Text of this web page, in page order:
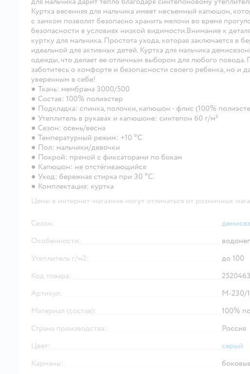
Куртка весенняя для мальчика имеет несъемный капюшон,
с замком позволят безопасно хранить мелочи во время
безопасности в условиях низкой видимости.Внимание к
куртку для мальчика. Простота ухода, которая заключается в
идеальной для активных детей. Куртка для мальчика
одежды, что делает ее отличным выбором для любого повода.
заботитесь о комфорте и безопасности своего ребенка, но и
уверенным в себе!
● Ткань: мембрана 3000/500
● Состав: 100% полиэстер
● Подкладка: спинка, полочки, капюшон - флис (100%
● Утеплитель в рукавах и капюшоне: синтепон 60 г/м²
● Сезон: осень/весна
● Температурный режим: +10 °C
● Пол: мальчики/девочки
● Покрой: прямой с фиксаторами по бокам
● Капюшон: не отстёгивающийся
● Уход: бережная стирка при 30 °C
● Комплектация: куртка
Цены в интернет-магазине могут отличаться от розничных
Сезон:
Особенности:
Утеплитель г/м2:
до 100
Код товара:
Артикул:
М-230/
Материал (состав):
100%
Страна производства:
Россия
Цвет:
серый
Карманы: